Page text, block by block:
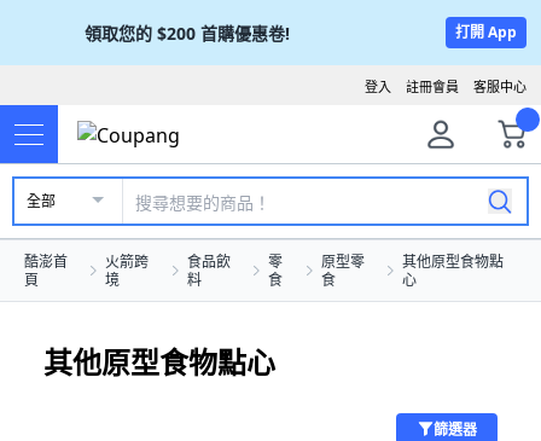
領取您的 $200 首購優惠卷! 打開 App
客服中心
註冊會員
登入
全部
酷澎首
頁
火箭跨
境
食品飲
料
零
食
原型零
食
其他原型食物點
心
其他原型食物點心
篩選器